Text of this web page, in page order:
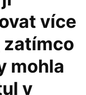
více
zatímco
mohla
v